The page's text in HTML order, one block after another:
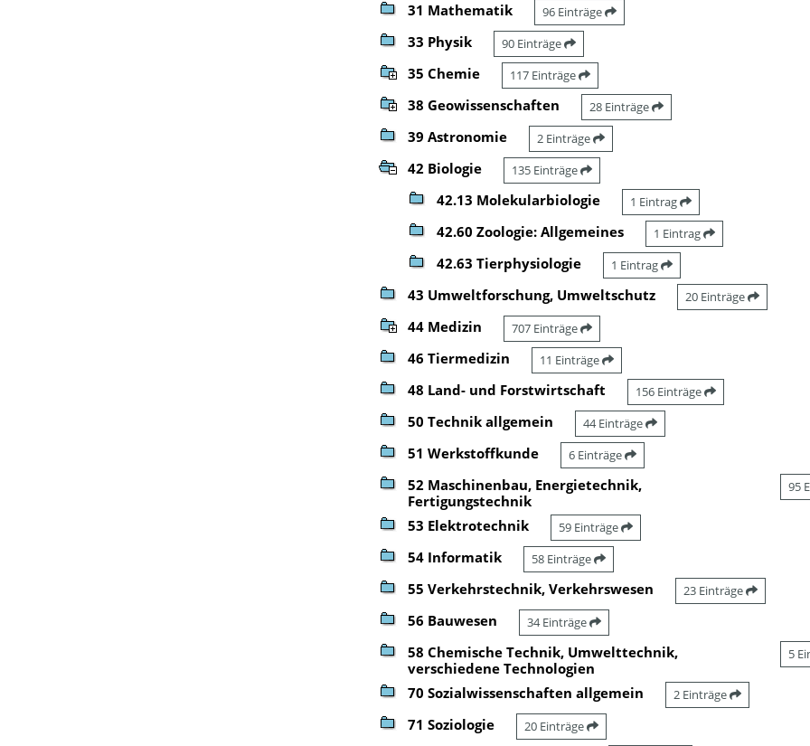
31 Mathematik 96 Einträge
33 Physik 90 Einträge
35 Chemie 117 Einträge
38 Geowissenschaften 28 Einträge
39 Astronomie 2 Einträge
42 Biologie 135 Einträge
42.13 Molekularbiologie 1 Eintrag
42.60 Zoologie: Allgemeines 1 Eintrag
42.63 Tierphysiologie 1 Eintrag
43 Umweltforschung, Umweltschutz 20 Einträge
44 Medizin 707 Einträge
46 Tiermedizin 11 Einträge
48 Land- und Forstwirtschaft 156 Einträge
50 Technik allgemein 44 Einträge
51 Werkstoffkunde 6 Einträge
52 Maschinenbau, Energietechnik,
Fertigungstechnik
95
53 Elektrotechnik 59 Einträge
54 Informatik 58 Einträge
55 Verkehrstechnik, Verkehrswesen 23 Einträge
56 Bauwesen 34 Einträge
58 Chemische Technik, Umwelttechnik,
verschiedene Technologien
5
70 Sozialwissenschaften allgemein 2 Einträge
71 Soziologie 20 Einträge